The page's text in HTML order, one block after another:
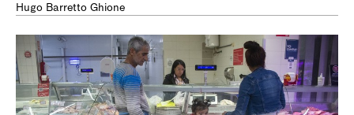
Hugo Barretto Ghione